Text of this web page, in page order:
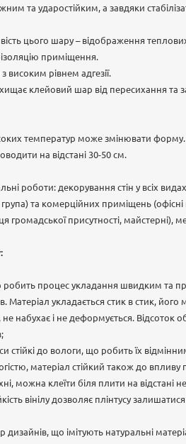
та ударостійким, а завдяки
цього шару – відображення
приміщення.
рівнем адгезії.
клейовий шар від пересихання та
температур може змінювати
на відстані 30-50 см.
роботи: декорування стін у всіх
група) та комерційних приміщень
громадської присутності, майстерні),
процес укладання швидким та
Матеріал укладається стик в стик,
набухає і не деформується. Відсоток
стійкі до вологи, що робить їх
матеріал стійкий також до впливу
можна клеїти біля плити на відстані
вінілу дозволяє плінтусу
що імітують натуральні